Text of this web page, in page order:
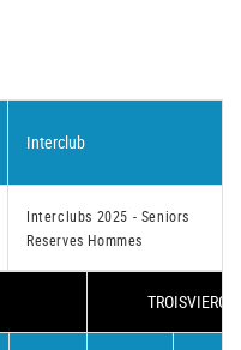
Interclub
Interclubs 2025 - Seniors
Reserves Hommes